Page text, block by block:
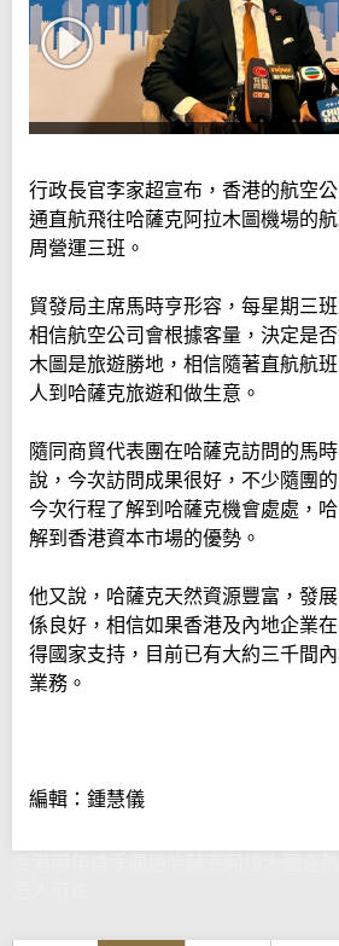
行政長官李家超宣布，香港的航空
通直航飛往哈薩克阿拉木圖機場的
周營運三班。
貿發局主席馬時亨形容，每星期三
相信航空公司會根據客量，決定是
木圖是旅遊勝地，相信隨著直航航
人到哈薩克旅遊和做生意。
隨同商貿代表團在哈薩克訪問的馬
說，今次訪問成果很好，不少隨團
今次行程了解到哈薩克機會處處，
解到香港資本市場的優勢。
他又說，哈薩克天然資源豐富，發
係良好，相信如果香港及內地企業
得國家支持，目前已有大約三千間
業務。
編輯：鍾慧儀